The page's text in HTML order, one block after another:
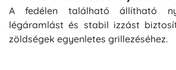
A fedélen található állítható
légáramlást és stabil izzást
zöldségek egyenletes grillezéséhez.